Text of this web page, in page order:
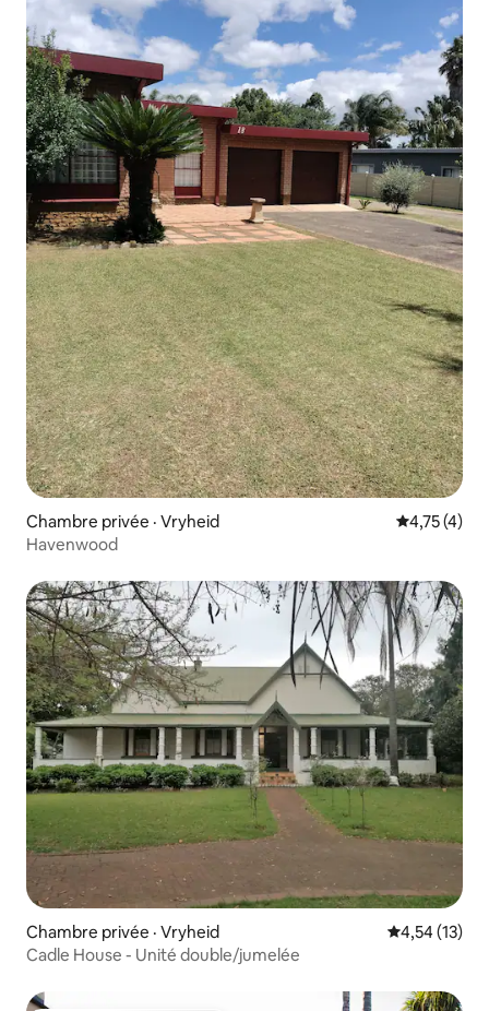
Chambre privée · Vryheid Note
4,75 (4)
Havenwood
Chambre privée · Vryheid Note
4,54 (13)
Cadle House - Unité double/jumelée